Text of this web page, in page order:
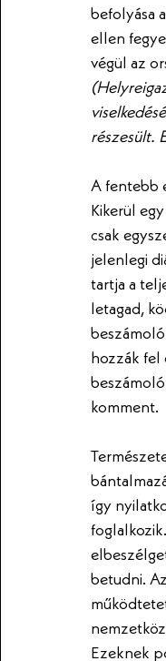
befolyása
ellen
végül az
részesült.
A fentebb
Kikerül
csak
jelenlegi
tartja a
letagad,
hozzák fel
komment.
így
betudni.
Ezeknek